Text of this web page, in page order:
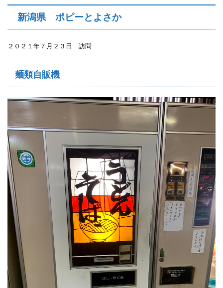
新潟県 ポピーとよさか
２０２１年７月２３日 訪問
麺類自販機